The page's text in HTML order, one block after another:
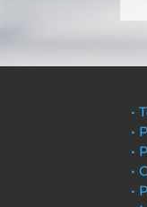
•
•
•
•
•